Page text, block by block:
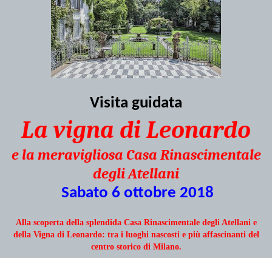
Visita guidata
La vigna di Leonardo
e la meravigliosa Casa Rinascimentale
degli Atellani
Sabato 6 ottobre 2018
Alla scoperta della splendida Casa Rinascimentale degli Atellani e
della Vigna di Leonardo: tra i luoghi nascosti e più affascinanti del
centro storico di Milano.